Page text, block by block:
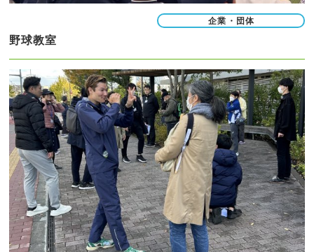
企業・団体
野球教室